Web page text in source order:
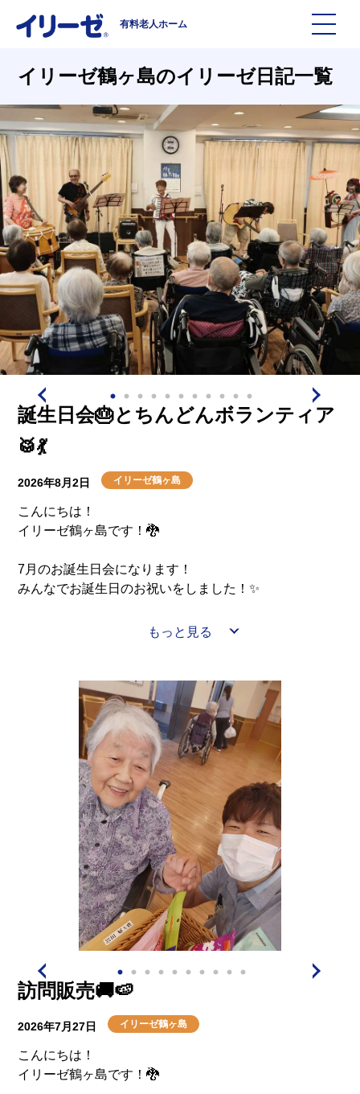
有料老人ホーム
施設を探す
イリーゼについて
イリーゼについて
有料老人ホームイリーゼとは
イリーゼが選ばれる理由
一日の流れ
会社概要
入居までの流れ
よくある質問
お役立ち記事
知っておきたい介護の知識
介護用語をわかりやすく説明
有料老人ホームとは
意外と知らない介護保険の基本
有料老人ホームを選ぶ時のポイント
見学予約 資料請求
採用情報 会社概要
イリーゼ鶴ヶ島のイリーゼ日記一覧
誕生日会🎂とちんどんボランティア
🥁💃
2026年8月2日 イリーゼ鶴ヶ島
こんにちは！
イリーゼ鶴ヶ島です！🐉
7月のお誕生日会になります！
みんなでお誕生日のお祝いをしました！✨
そして、、今回はちんどんボランティアさんが来てくれ
す！！🥁🎵
大盛り上がりの誕生日会でした！！😁
もっと見る
訪問販売🚚🍉
2026年7月27日 イリーゼ鶴ヶ島
こんにちは！
イリーゼ鶴ヶ島です！🐉